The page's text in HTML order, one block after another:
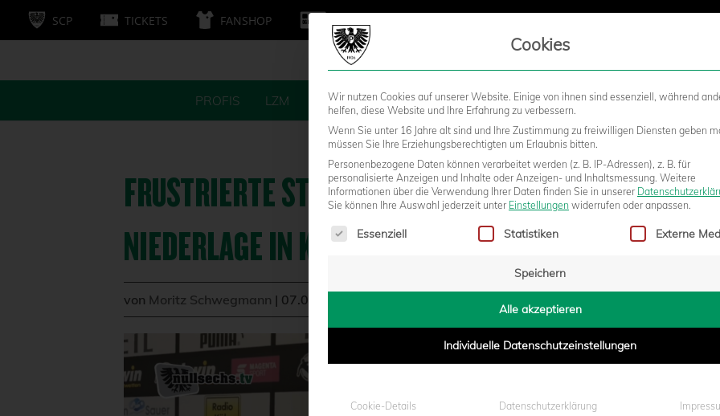
SCP TICKETS FANSHOP
PROFIS LZM FANS STADION BUSINESS KIDS
FRUSTRIERTE STIMMEN NACH DER BITTEREN
NIEDERLAGE IN KÖLN
von Moritz Schwegmann | 07.03.2020 - 16:50
Cookies
Wir nutzen Cookies auf unserer Website. Einige von ihnen sind essenziell, während
helfen, diese Website und Ihre Erfahrung zu verbessern.
Wenn Sie unter 16 Jahre alt sind und Ihre Zustimmung zu freiwilligen Diensten geben
müssen Sie Ihre Erziehungsberechtigten um Erlaubnis bitten.
Personenbezogene Daten können verarbeitet werden (z. B. IP-Adressen), z. B. für
personalisierte Anzeigen und Inhalte oder Anzeigen- und Inhaltsmessung. Weitere
Informationen über die Verwendung Ihrer Daten finden Sie in unserer
Sie können Ihre Auswahl jederzeit unter Einstellungen widerrufen oder anpassen.
Es folgt eine Liste der Service-Gruppen, für die eine Einwilligung erteilt
Essenziell Statistiken Externe
Speichern
Alle akzeptieren
Individuelle Datenschutzeinstellungen
Cookie-Details Datenschutzerklärung